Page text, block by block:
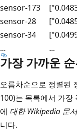
sensor-173
sensor-28
sensor-34
...
...
가장 가까운
오름차순으로 정렬된
100)는 목록에서 가장
에 대한 Wikipedia 문
니다.